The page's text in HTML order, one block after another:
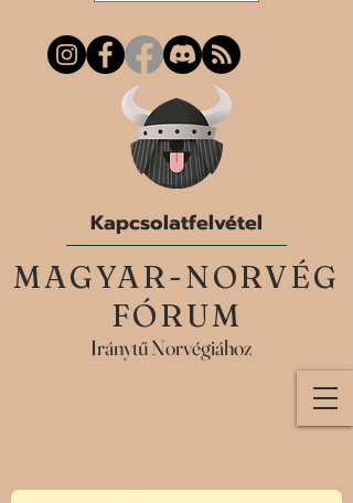
MAGYAR-NORVÉG
FÓRUM
Iránytű Norvégiához
Kapcsolatfelvétel